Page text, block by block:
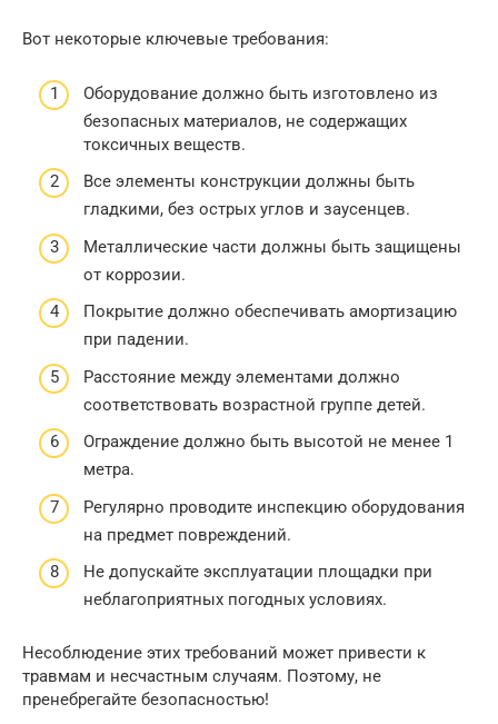
Вот некоторые ключевые требования:
Оборудование должно быть изготовлено из
безопасных материалов, не содержащих
токсичных веществ.
Все элементы конструкции должны быть
гладкими, без острых углов и заусенцев.
Металлические части должны быть защищены
от коррозии.
Покрытие должно обеспечивать амортизацию
при падении.
Расстояние между элементами должно
соответствовать возрастной группе детей.
Ограждение должно быть высотой не менее 1
метра.
Регулярно проводите инспекцию оборудования
на предмет повреждений.
Не допускайте эксплуатации площадки при
неблагоприятных погодных условиях.
Несоблюдение этих требований может привести к
травмам и несчастным случаям. Поэтому, не
пренебрегайте безопасностью!